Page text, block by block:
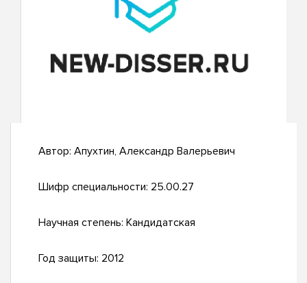
Автор: Апухтин, Александр Валерьевич
Шифр специальности: 25.00.27
Научная степень: Кандидатская
Год защиты: 2012